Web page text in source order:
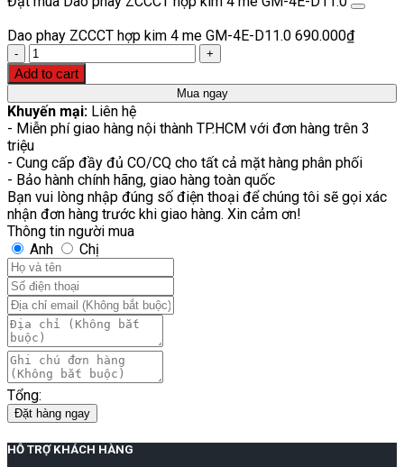
Dao phay ZCCCT hợp kim 4 me GM-4E-D11.0 690.000₫
Quantity
Add to cart
Mua ngay
Khuyến mại: Liên hệ
- Miễn phí giao hàng nội thành TP.HCM với đơn hàng trên 3
triệu
- Cung cấp đầy đủ CO/CQ cho tất cả mặt hàng phân phối
- Bảo hành chính hãng, giao hàng toàn quốc
Bạn vui lòng nhập đúng số điện thoại để chúng tôi sẽ gọi xác
nhận đơn hàng trước khi giao hàng. Xin cảm ơn!
Thông tin người mua
Anh
Chị
Tổng:
Đặt hàng ngay
HỖ TRỢ KHÁCH HÀNG